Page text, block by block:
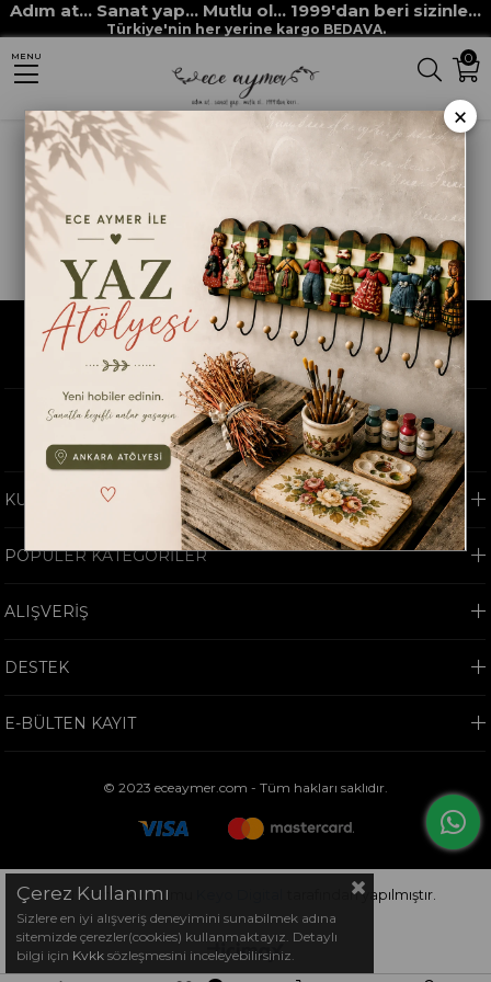
Adım at... Sanat yap... Mutlu ol... 1999'dan beri sizinle...
Türkiye'nin her yerine kargo BEDAVA.
0
MENU
KURUMSAL
POPÜLER KATEGORİLER
ALIŞVERİŞ
DESTEK
E-BÜLTEN KAYIT
© 2023 eceaymer.com - Tüm hakları saklıdır.
Bu sitenin kurulumu tarafından yapılmıştır.
Çerez Kullanımı
Sizlere en iyi alışveriş deneyimini sunabilmek adına
sitemizde çerezler(cookies) kullanmaktayız. Detaylı
bilgi için Kvkk sözleşmesini inceleyebilirsiniz.
×